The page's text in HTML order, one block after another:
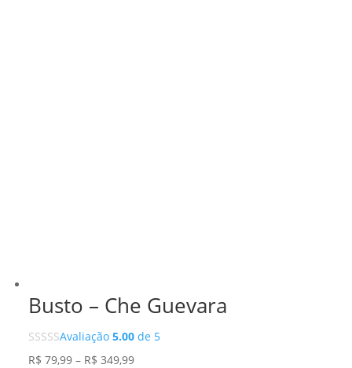
Busto – Che Guevara
Avaliação5.00 de 5
R$ 79,99 – R$ 349,99Faixa